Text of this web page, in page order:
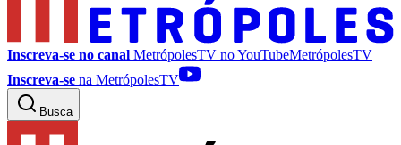
Inscreva-se no canal MetrópolesTV noYouTubeMetrópolesTV
Inscreva-se na MetrópolesTV
Busca